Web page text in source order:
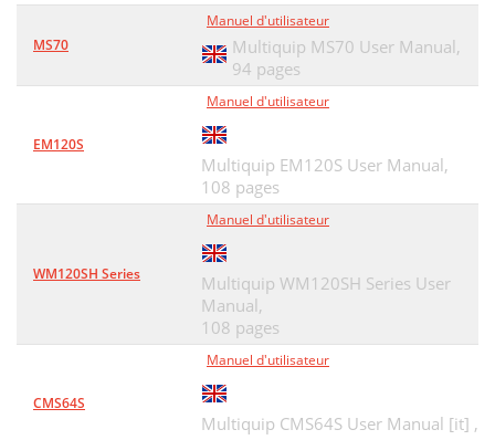
MS70
Manuel d'utilisateur
Multiquip MS70 User Manual,
94 pages
EM120S
Manuel d'utilisateur
Multiquip EM120S User Manual,
108 pages
WM120SH Series
Manuel d'utilisateur
Multiquip WM120SH Series User
Manual,
108 pages
CMS64S
Manuel d'utilisateur
Multiquip CMS64S User Manual [it] ,